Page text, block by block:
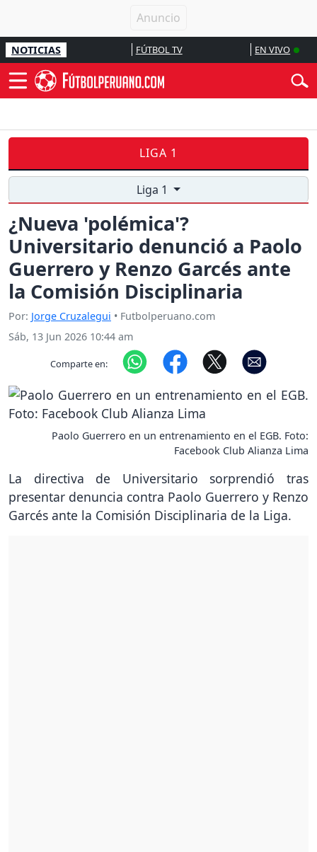
NOTICIAS FÚTBOL TV EN VIVO
LIGA 1
Liga 1
¿Nueva 'polémica'?
Universitario denunció a Paolo
Guerrero y Renzo Garcés ante
la Comisión Disciplinaria
Por: Jorge Cruzalegui • Futbolperuano.com
Sáb, 13 Jun 2026 10:44 am
Comparte en:
Paolo Guerrero en un entrenamiento en el EGB. Foto:
Facebook Club Alianza Lima
La directiva de Universitario sorprendió tras
presentar denuncia contra Paolo Guerrero y Renzo
Garcés ante la Comisión Disciplinaria de la Liga.